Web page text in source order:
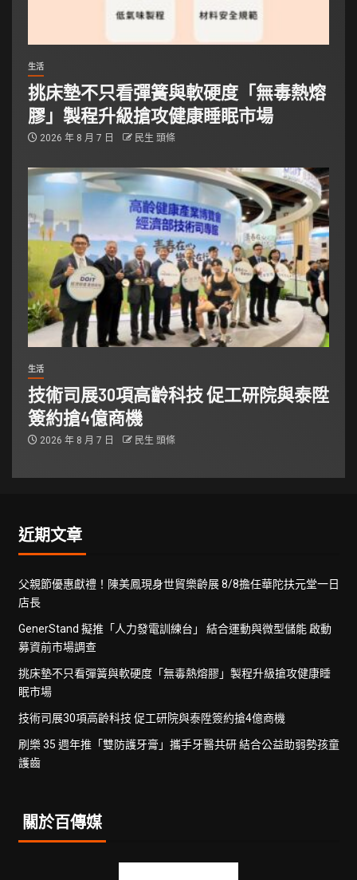
生活
挑床墊不只看彈簧與軟硬度「無毒熱熔
膠」製程升級搶攻健康睡眠市場
2026 年 8 月 7 日 民生 頭條
生活
技術司展30項高齡科技 促工研院與泰陞
簽約搶4億商機
2026 年 8 月 7 日 民生 頭條
近期文章
父親節優惠獻禮！陳美鳳現身世貿樂齡展 8/8擔任華陀扶元堂一日
店長
GenerStand 擬推「人力發電訓練台」 結合運動與微型儲能 啟動
募資前市場調查
挑床墊不只看彈簧與軟硬度「無毒熱熔膠」製程升級搶攻健康睡
眠市場
技術司展30項高齡科技 促工研院與泰陞簽約搶4億商機
刷樂 35 週年推「雙防護牙膏」攜手牙醫共研 結合公益助弱勢孩童
護齒
關於百傳媒